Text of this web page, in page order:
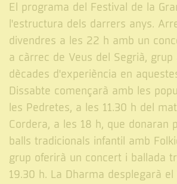
El programa del Festival de la
l'estructura dels darrers anys.
divendres a les 22 h amb un
a càrrec de Veus del Segrià, grup
dècades d'experiència en
Dissabte començarà amb les
les Pedretes, a les 11.30 h del
Cordera, a les 18 h, que donaran
balls tradicionals infantil amb
grup oferirà un concert i ballada
19.30 h. La Dharma desplegarà